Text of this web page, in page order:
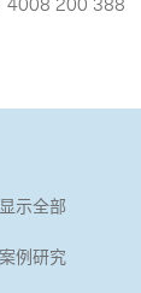
显示全部
案例研究